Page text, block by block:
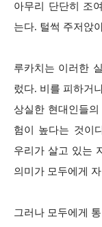
아무리 단단히 조
는다. 털썩 주저앉
루카치는 이러한
렀다. 비를 피하거
상실한 현대인들
험이 높다는 것이
우리가 살고 있는
의미가 모두에게
그러나 모두에게